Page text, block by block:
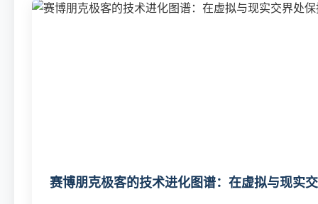
赛博朋克极客的技术进化图谱：在虚拟与现实